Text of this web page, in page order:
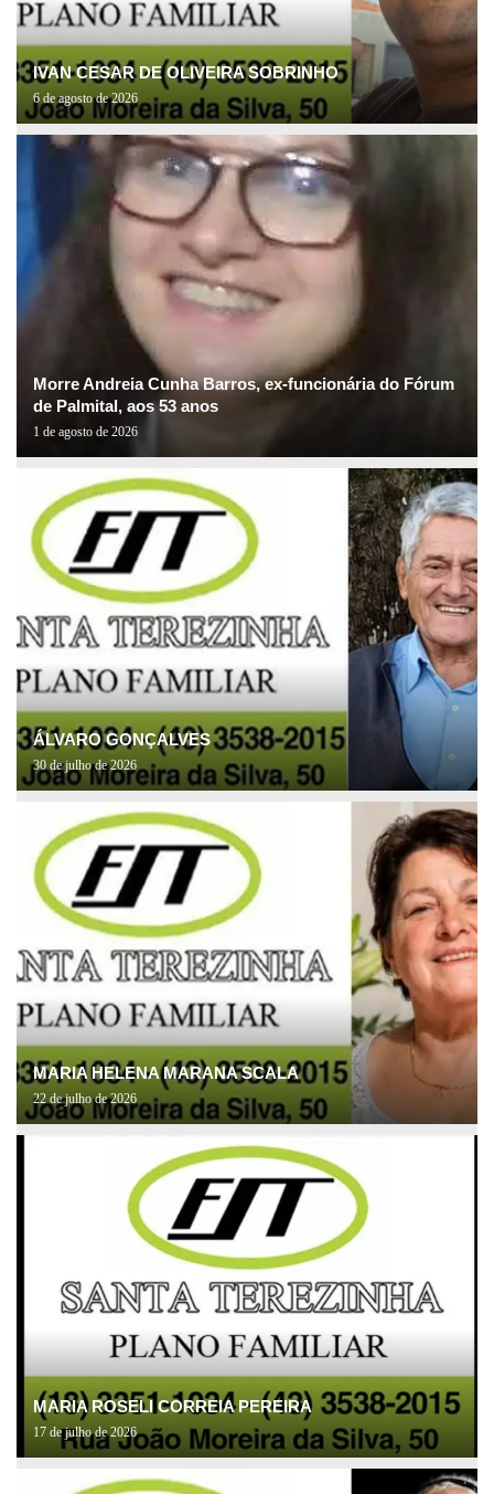
IVAN CESAR DE OLIVEIRA SOBRINHO
6 de agosto de 2026
Morre Andreia Cunha Barros, ex-funcionária do Fórum
de Palmital, aos 53 anos
1 de agosto de 2026
ÁLVARO GONÇALVES
30 de julho de 2026
MARIA HELENA MARANA SCALA
22 de julho de 2026
MARIA ROSELI CORREIA PEREIRA
17 de julho de 2026